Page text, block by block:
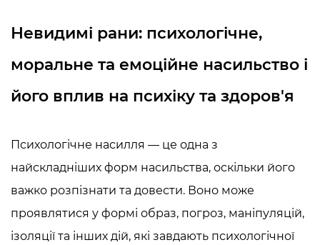
Невидимі рани: психологічне,
моральне та емоційне насильство і
його вплив на психіку та здоров'я
Психологічне насилля — це одна з
найскладніших форм насильства, оскільки його
важко розпізнати та довести. Воно може
проявлятися у формі образ, погроз, маніпуляцій,
ізоляції та інших дій, які завдають психологічної